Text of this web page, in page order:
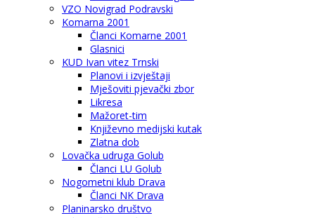
VZO Novigrad Podravski
Komarna 2001
Članci Komarne 2001
Glasnici
KUD Ivan vitez Trnski
Planovi i izvještaji
Mješoviti pjevački zbor
Likresa
Mažoret-tim
Književno medijski kutak
Zlatna dob
Lovačka udruga Golub
Članci LU Golub
Nogometni klub Drava
Članci NK Drava
Planinarsko društvo